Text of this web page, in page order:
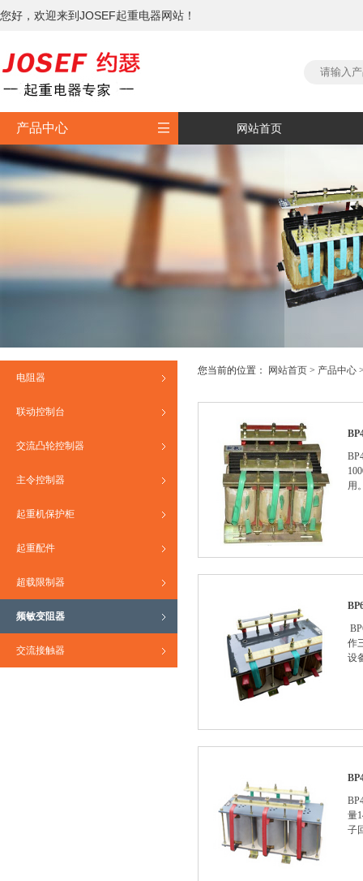
您好，欢迎来到JOSEF起重电器网站！
产品中心  网站首页
电阻器
联动控制台
交流凸轮控制器
主令控制器
起重机保护柜
起重配件
超载限制器
频敏变阻器
交流接触器
您当前的位置： 网站首页 > 产品中心
用
作
设
量
子